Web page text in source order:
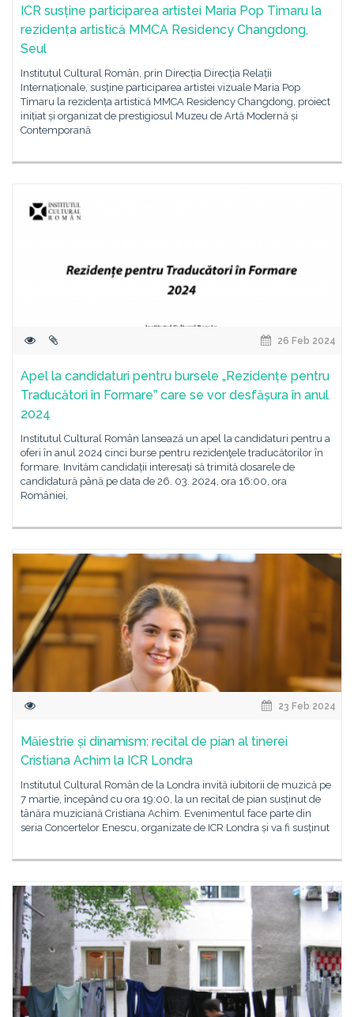
ICR susține participarea artistei Maria Pop Timaru la
rezidența artistică MMCA Residency Changdong,
Seul
Institutul Cultural Român, prin Direcția Direcția Relații
Internaționale, susține participarea artistei vizuale Maria Pop
Timaru la rezidența artistică MMCA Residency Changdong, proiect
inițiat și organizat de prestigiosul Muzeu de Artă Modernă și
Contemporană
26 Feb 2024
Apel la candidaturi pentru bursele „Rezidențe pentru
Traducători în Formareˮ care se vor desfășura în anul
2024
Institutul Cultural Român lansează un apel la candidaturi pentru a
oferi în anul 2024 cinci burse pentru rezidenţele traducătorilor în
formare. Invităm candidații interesați să trimită dosarele de
candidatură până pe data de 26. 03. 2024, ora 16:00, ora
României,
23 Feb 2024
Măiestrie și dinamism: recital de pian al tinerei
Cristiana Achim la ICR Londra
Institutul Cultural Român de la Londra invită iubitorii de muzică pe
7 martie, începând cu ora 19:00, la un recital de pian susținut de
tânăra muziciană Cristiana Achim. Evenimentul face parte din
seria Concertelor Enescu, organizate de ICR Londra și va fi susținut